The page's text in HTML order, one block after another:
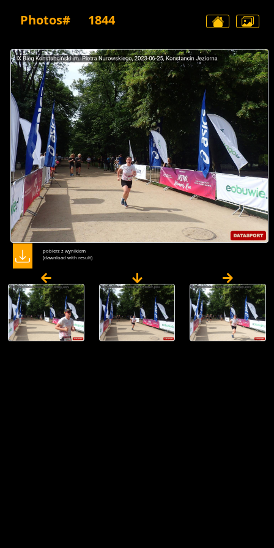
Photos# 1844
pobierz z wynikiem
(dawnload with result)